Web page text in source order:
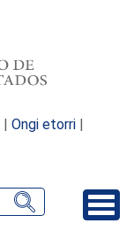
| Ongi etorri |